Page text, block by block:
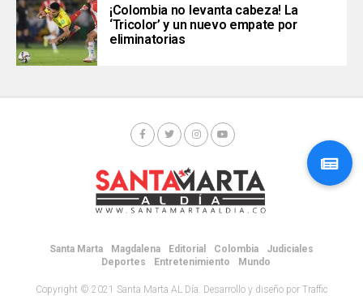
¡Colombia no levanta cabeza! La
‘Tricolor’ y un nuevo empate por
eliminatorias
Santa Marta Magdalena Editorial Colombia
Judiciales
Deportes
Entretenimiento Mundo
Copyright © 2021 Santa Marta AL Día. Desarrollo y diseño por Traffic